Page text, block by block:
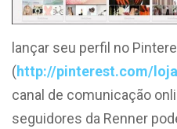
lançar seu perfil no
(http://pinterest.com/
canal de comunicação
seguidores da Renner